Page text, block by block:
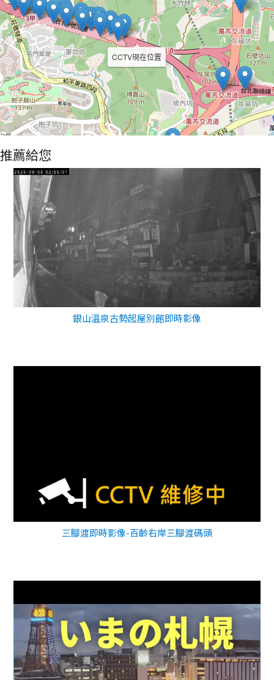
CCTV現在位置
推薦給您
銀山温泉古勢起屋別館即時影像
三腳渡即時影像-百齡右岸三腳渡碼頭